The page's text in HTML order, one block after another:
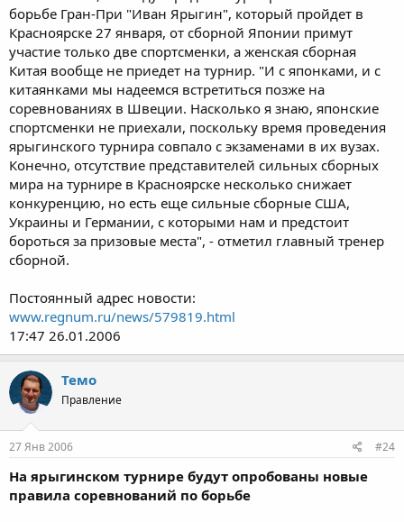
борьбе Гран-При "Иван Ярыгин", который пройдет в
Красноярске 27 января, от сборной Японии примут
участие только две спортсменки, а женская сборная
Китая вообще не приедет на турнир. "И с японками, и с
китаянками мы надеемся встретиться позже на
соревнованиях в Швеции. Насколько я знаю, японские
спортсменки не приехали, поскольку время проведения
ярыгинского турнира совпало с экзаменами в их вузах.
Конечно, отсутствие представителей сильных сборных
мира на турнире в Красноярске несколько снижает
конкуренцию, но есть еще сильные сборные США,
Украины и Германии, с которыми нам и предстоит
бороться за призовые места", - отметил главный тренер
сборной.
Постоянный адрес новости:
www.regnum.ru/news/579819.html
17:47 26.01.2006
Темо
Правление
27 Янв 2006 #24
На ярыгинском турнире будут опробованы новые
правила соревнований по борьбе